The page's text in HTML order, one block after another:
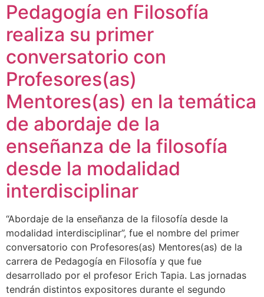
Pedagogía en Filosofía
realiza su primer
conversatorio con
Profesores(as)
Mentores(as) en la temática
de abordaje de la
enseñanza de la filosofía
desde la modalidad
interdisciplinar
“Abordaje de la enseñanza de la filosofía desde la
modalidad interdisciplinar”, fue el nombre del primer
conversatorio con Profesores(as) Mentores(as) de la
carrera de Pedagogía en Filosofía y que fue
desarrollado por el profesor Erich Tapia. Las jornadas
tendrán distintos expositores durante el segundo